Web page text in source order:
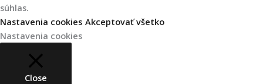
súhlas.
Nastavenia cookies Akceptovať všetko
Nastavenia cookies
Close